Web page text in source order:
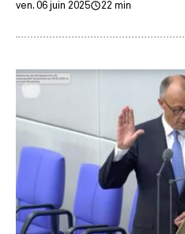
ven. 06 juin 2025 22 min